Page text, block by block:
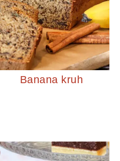
Banana kruh